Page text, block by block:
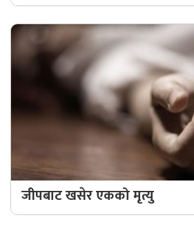
जीपबाट खसेर एकको मृत्यु